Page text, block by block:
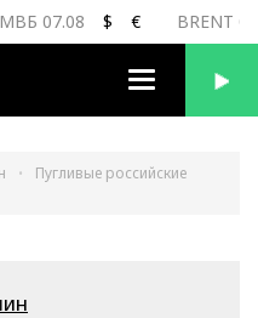
07.08 $ € BRENT
Переключить
Пугливые российские